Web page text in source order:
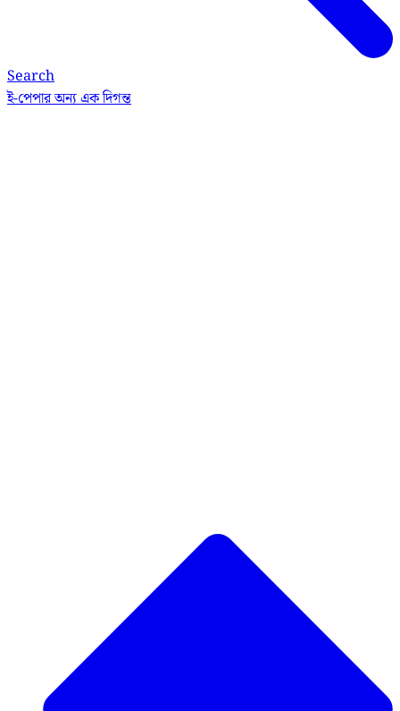
Search
ই-পেপারঅন্য এক দিগন্ত